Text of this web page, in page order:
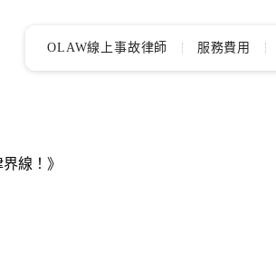
OLAW線上事故律師 服務費用
線！》